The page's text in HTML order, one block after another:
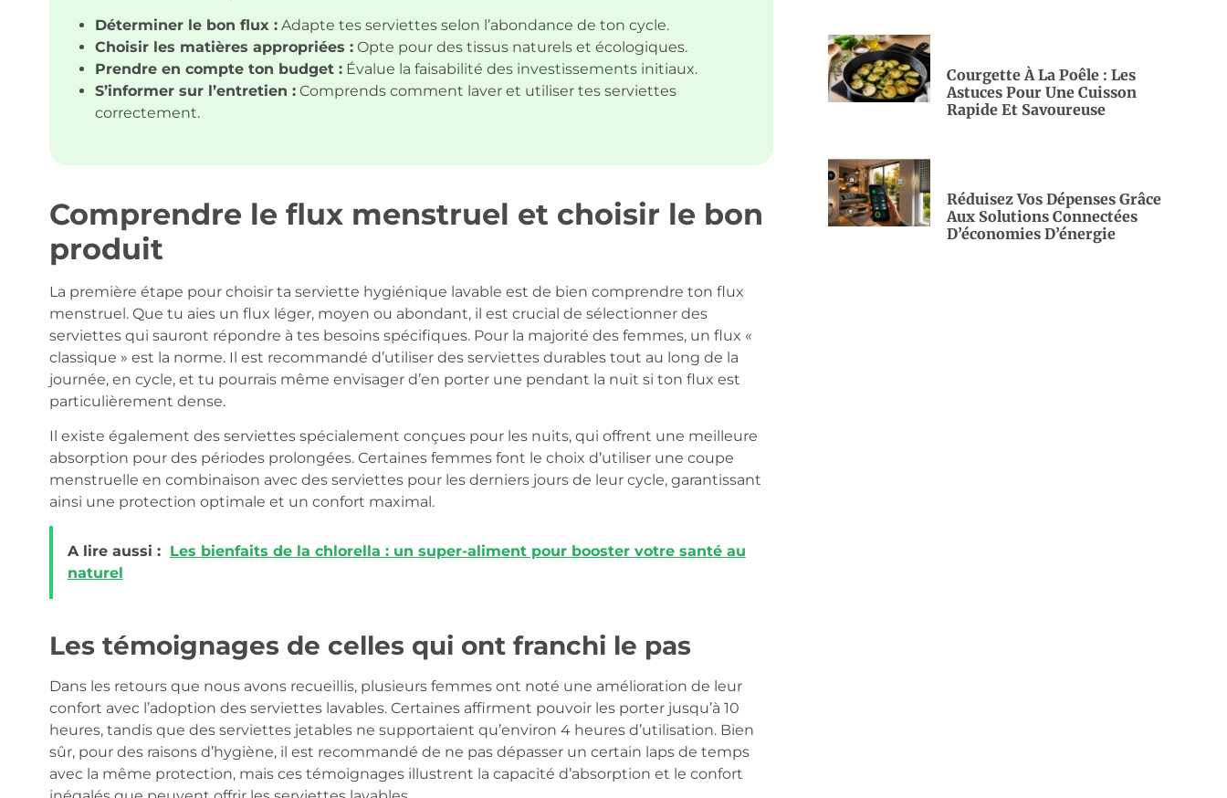
Déterminer le bon flux :Adapte tes serviettes selon l’abondance de ton cycle.
Choisir les matières appropriées :Opte pour des tissus naturels et écologiques.
Prendre en compte ton budget :Évalue la faisabilité des investissements initiaux.
S’informer sur l’entretien :Comprends comment laver et utiliser tes serviettes
correctement.
Comprendre le flux menstruel et choisir le bon
produit
La première étape pour choisir ta serviette hygiénique lavable est de bien comprendre ton flux
menstruel. Que tu aies un flux léger, moyen ou abondant, il est crucial de sélectionner des
serviettes qui sauront répondre à tes besoins spécifiques. Pour la majorité des femmes, un flux «
classique » est la norme. Il est recommandé d’utiliser des serviettes durables tout au long de la
journée, en cycle, et tu pourrais même envisager d’en porter une pendant la nuit si ton flux est
particulièrement dense.
Il existe également des serviettes spécialement conçues pour les nuits, qui offrent une meilleure
absorption pour des périodes prolongées. Certaines femmes font le choix d’utiliser une coupe
menstruelle en combinaison avec des serviettes pour les derniers jours de leur cycle, garantissant
ainsi une protection optimale et un confort maximal.
A lire aussi : Les bienfaits de la chlorella : un super-aliment pour booster votre santé au
naturel
Les témoignages de celles qui ont franchi le pas
Dans les retours que nous avons recueillis, plusieurs femmes ont noté une amélioration de leur
confort avec l’adoption des serviettes lavables. Certaines affirment pouvoir les porter jusqu’à 10
heures, tandis que des serviettes jetables ne supportaient qu’environ 4 heures d’utilisation. Bien
sûr, pour des raisons d’hygiène, il est recommandé de ne pas dépasser un certain laps de temps
avec la même protection, mais ces témoignages illustrent la capacité d’absorption et le confort
Courgette À La Poêle : Les
Astuces Pour Une Cuisson
Rapide Et Savoureuse
Réduisez Vos Dépenses Grâce
Aux Solutions Connectées
D’économies D’énergie